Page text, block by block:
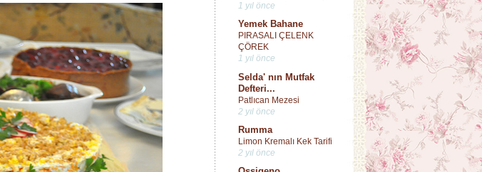
1 yıl önce
Yemek Bahane
PIRASALI ÇELENK
ÇÖREK
1 yıl önce
Selda' nın Mutfak
Defteri...
Patlıcan Mezesi
2 yıl önce
Rumma
Limon Kremalı Kek Tarifi
2 yıl önce